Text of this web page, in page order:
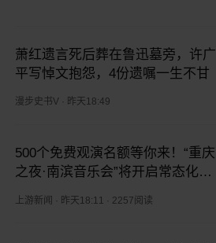
萧红遗言死后葬在鲁迅墓旁，许广
平写悼文抱怨，4份遗嘱一生不甘
漫步史书V 昨天18:49
500个免费观演名额等你来！“重庆
之夜·南滨音乐会”将开启常态化首
上游新闻 昨天18:11 2257阅读